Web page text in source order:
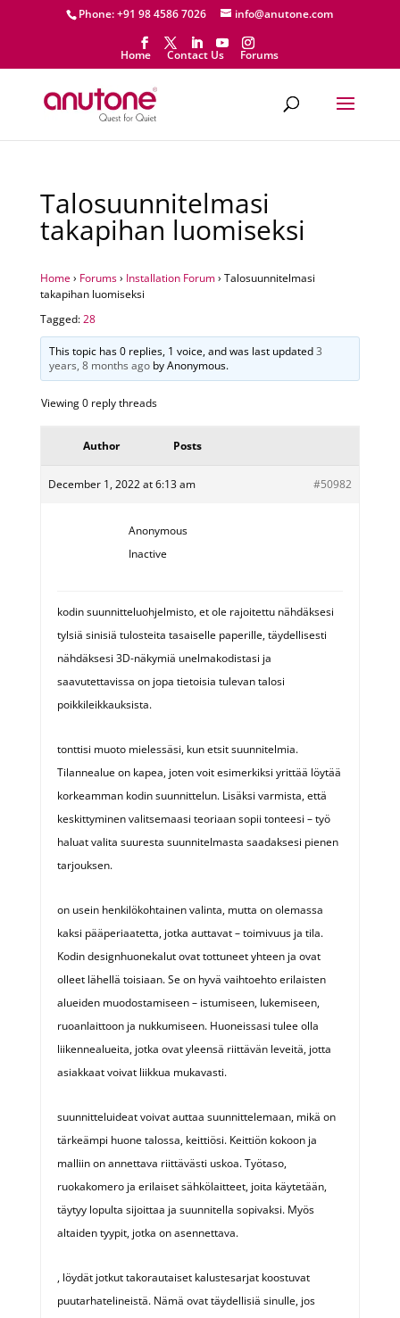
Phone: +91 98 4586 7026 info@anutone.com
Home Contact Us Forums
Talosuunnitelmasi
takapihan luomiseksi
Home› Forums› Installation Forum› Talosuunnitelmasi
takapihan luomiseksi
Tagged:28
This topic has 0 replies, 1 voice, and was last updated3
years, 8 months agobyAnonymous.
Viewing 0 reply threads
Author Posts
December 1, 2022 at 6:13 am #50982
Anonymous
Inactive
kodin suunnitteluohjelmisto, et ole rajoitettu nähdäksesi
tylsiä sinisiä tulosteita tasaiselle paperille, täydellisesti
nähdäksesi 3D-näkymiä unelmakodistasi ja
saavutettavissa on jopa tietoisia tulevan talosi
poikkileikkauksista.
tonttisi muoto mielessäsi, kun etsit suunnitelmia.
Tilannealue on kapea, joten voit esimerkiksi yrittää löytää
korkeamman kodin suunnittelun. Lisäksi varmista, että
keskittyminen valitsemaasi teoriaan sopii tonteesi – työ
haluat valita suuresta suunnitelmasta saadaksesi pienen
tarjouksen.
on usein henkilökohtainen valinta, mutta on olemassa
kaksi pääperiaatetta, jotka auttavat – toimivuus ja tila.
Kodin designhuonekalut ovat tottuneet yhteen ja ovat
olleet lähellä toisiaan. Se on hyvä vaihtoehto erilaisten
alueiden muodostamiseen – istumiseen, lukemiseen,
ruoanlaittoon ja nukkumiseen. Huoneissasi tulee olla
liikennealueita, jotka ovat yleensä riittävän leveitä, jotta
asiakkaat voivat liikkua mukavasti.
suunnitteluideat voivat auttaa suunnittelemaan, mikä on
tärkeämpi huone talossa, keittiösi. Keittiön kokoon ja
malliin on annettava riittävästi uskoa. Työtaso,
ruokakomero ja erilaiset sähkölaitteet, joita käytetään,
täytyy lopulta sijoittaa ja suunnitella sopivaksi. Myös
altaiden tyypit, jotka on asennettava.
, löydät jotkut takorautaiset kalustesarjat koostuvat
puutarhatelineistä. Nämä ovat täydellisiä sinulle, jos